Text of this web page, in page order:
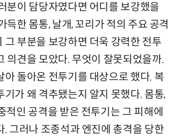
분이 담당자였다면 어디를 보강했을
득한 몸통, 날개, 꼬리가 적의 주요 공격
그 부분을 보강하면 더욱 강력한 전투
의견을 모았다. 무엇이 잘못되었을까.
아 돌아온 전투기를 대상으로 했다. 복
기가 왜 격추됐는지 알지 못했다. 몸통,
적인 공격을 받은 전투기는 그 피해에
. 그러나 조종석과 엔진에 총격을 당한